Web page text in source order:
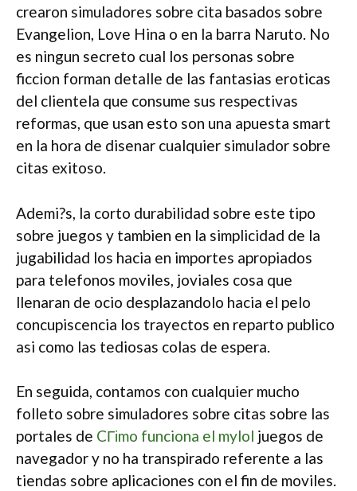
crearon simuladores sobre cita basados sobre
Evangelion, Love Hina o en la barra Naruto. No
es ningun secreto cual los personas sobre
ficcion forman detalle de las fantasias eroticas
del clientela que consume sus respectivas
reformas, que usan esto son una apuesta smart
en la hora de disenar cualquier simulador sobre
citas exitoso.
Ademi?s, la corto durabilidad sobre este tipo
sobre juegos y tambien en la simplicidad de la
jugabilidad los hacia en importes apropiados
para telefonos moviles, joviales cosa que
llenaran de ocio desplazandolo hacia el pelo
concupiscencia los trayectos en reparto publico
asi­ como las tediosas colas de espera.
En seguida, contamos con cualquier mucho
folleto sobre simuladores sobre citas sobre las
portales de CГіmo funciona el mylol juegos de
navegador y no ha transpirado referente a las
tiendas sobre aplicaciones con el fin de moviles.